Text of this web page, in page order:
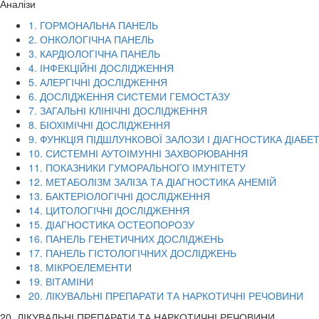
Аналізи
1. ГОРМОНАЛЬНА ПАНЕЛЬ
2. ОНКОЛОГІЧНА ПАНЕЛЬ
3. КАРДІОЛОГІЧНА ПАНЕЛЬ
4. ІНФЕКЦІЙНІ ДОСЛІДЖЕННЯ
5. АЛЕРГІЧНІ ДОСЛІДЖЕННЯ
6. ДОСЛІДЖЕННЯ СИСТЕМИ ГЕМОСТАЗУ
7. ЗАГАЛЬНІ КЛІНІЧНІ ДОСЛІДЖЕННЯ
8. БІОХІМІЧНІ ДОСЛІДЖЕННЯ
9. ФУНКЦІЯ ПІДШЛУНКОВОЇ ЗАЛОЗИ І ДІАГНОСТИКА
10. СИСТЕМНІ АУТОІМУННІ ЗАХВОРЮВАННЯ
11. ПОКАЗНИКИ ГУМОРАЛЬНОГО ІМУНІТЕТУ
12. МЕТАБОЛІЗМ ЗАЛІЗА ТА ДІАГНОСТИКА АНЕМІЙ
13. БАКТЕРІОЛОГІЧНІ ДОСЛІДЖЕННЯ
14. ЦИТОЛОГІЧНІ ДОСЛІДЖЕННЯ
15. ДІАГНОСТИКА ОСТЕОПОРОЗУ
16. ПАНЕЛЬ ГЕНЕТИЧНИХ ДОСЛІДЖЕНЬ
17. ПАНЕЛЬ ГІСТОЛОГІЧНИХ ДОСЛІДЖЕНЬ
18. МІКРОЕЛЕМЕНТИ
19. ВІТАМІНИ
20. ЛІКУВАЛЬНІ ПРЕПАРАТИ ТА НАРКОТИЧНІ РЕЧОВИНИ